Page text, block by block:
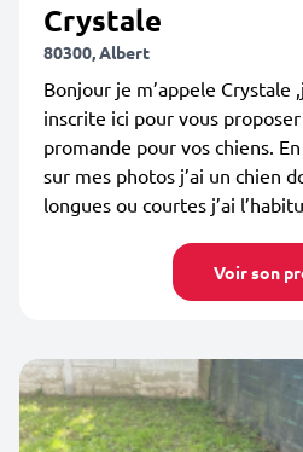
Crystale
80300, Albert
Bonjour je m’appele Crystale
inscrite ici pour vous
promande pour vos chiens.
sur mes photos j’ai un chien
longues ou courtes j’ai
Voir son